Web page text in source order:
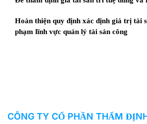
Hoàn thiện quy định xác định giá trị tài
phạm lĩnh vực quản lý tài sản công
CÔNG TY CỔ PHẦN THẨM